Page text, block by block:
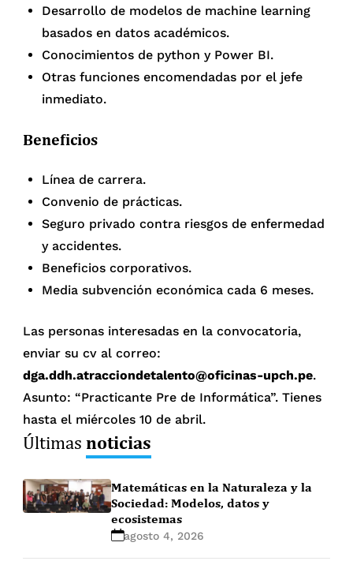
Desarrollo de modelos de machine learning
basados en datos académicos.
Conocimientos de python y Power BI.
Otras funciones encomendadas por el jefe
inmediato.
Beneficios
Línea de carrera.
Convenio de prácticas.
Seguro privado contra riesgos de enfermedad
y accidentes.
Beneficios corporativos.
Media subvención económica cada 6 meses.
Las personas interesadas en la convocatoria,
enviar su cv al correo:
dga.ddh.atracciondetalento@oficinas-upch.pe.
Asunto: “Practicante Pre de Informática”. Tienes
hasta el miércoles 10 de abril.
Últimasnoticias
Matemáticas en la Naturaleza y la
Sociedad: Modelos, datos y
ecosistemas
agosto 4, 2026